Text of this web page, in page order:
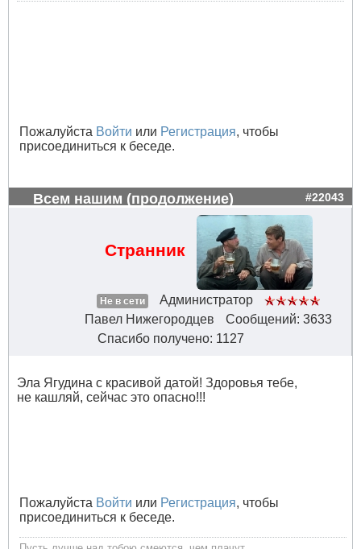
Пожалуйста Войти или Регистрация, чтобы
присоединиться к беседе.
Всем нашим (продолжение) #22043
Странник
Не в сети
Администратор
Павел Нижегородцев
Сообщений: 3633
Спасибо получено: 1127
Эла Ягудина с красивой датой! Здоровья тебе,
не кашляй, сейчас это опасно!!!
Пожалуйста Войти или Регистрация, чтобы
присоединиться к беседе.